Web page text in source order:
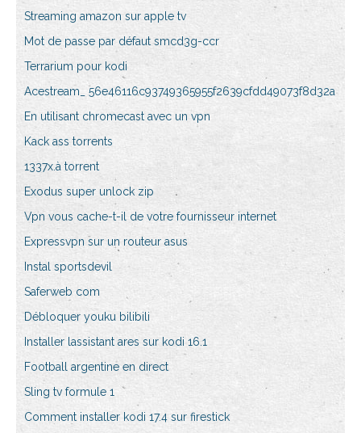
Streaming amazon sur apple tv
Mot de passe par défaut smcd3g-ccr
Terrarium pour kodi
Acestream_ 56e46116c93749365955f2639cfdd49073f8d32a
En utilisant chromecast avec un vpn
Kack ass torrents
1337x.à torrent
Exodus super unlock zip
Vpn vous cache-t-il de votre fournisseur internet
Expressvpn sur un routeur asus
Instal sportsdevil
Saferweb com
Débloquer youku bilibili
Installer lassistant ares sur kodi 16.1
Football argentine en direct
Sling tv formule 1
Comment installer kodi 17.4 sur firestick